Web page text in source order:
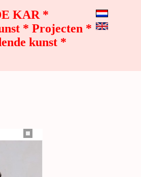
KAR *
* Projecten *
kunst *